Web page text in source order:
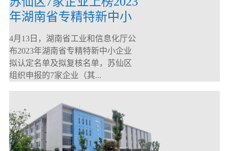
年湖南省专精特新中小
企业
4月13日，湖南省工业和信息化厅公
布2023年湖南省专精特新中小企业
拟认定名单及拟复核名单，苏仙区
组织申报的7家企业（其...